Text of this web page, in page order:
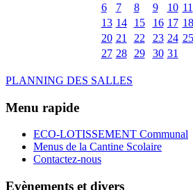
6
7 8 9 10 11
13 14 15 16 17 18
20 21 22 23 24 25
27 28 29 30 31
PLANNING DES SALLES
Menu rapide
ECO-LOTISSEMENT Communal
Menus de la Cantine Scolaire
Contactez-nous
Evènements et divers